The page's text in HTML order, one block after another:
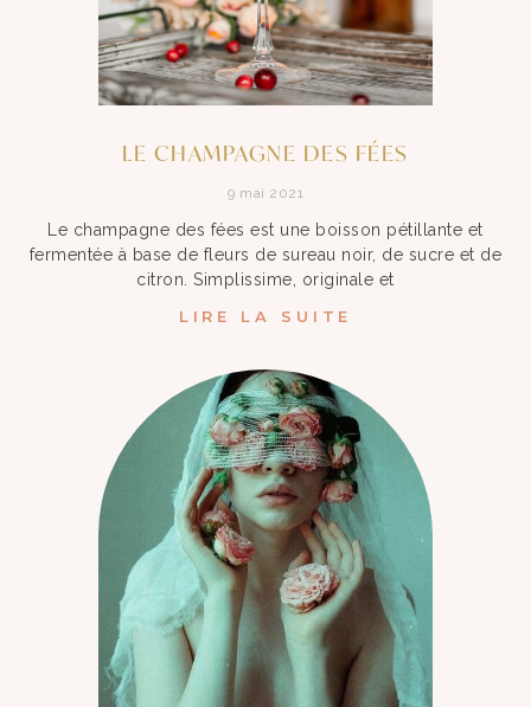
LE CHAMPAGNE DES FÉES
9 mai 2021
Le champagne des fées est une boisson pétillante et
fermentée à base de fleurs de sureau noir, de sucre et de
citron. Simplissime, originale et
LIRE LA SUITE